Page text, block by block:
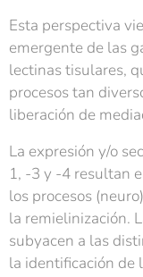
Esta perspectiva
emergente de las
lectinas tisulares,
procesos tan
liberación de
La expresión y/o
1, -3 y -4 resultan
los procesos
la remielinización.
subyacen a las
la identificación de